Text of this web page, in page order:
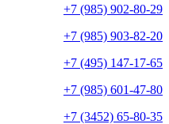
+7 (985) 902-80-29
+7 (985) 903-82-20
+7 (495) 147-17-65
+7 (985) 601-47-80
+7 (3452) 65-80-35